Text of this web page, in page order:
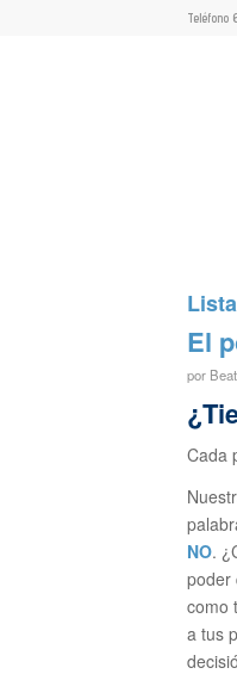
Teléfono
El
por
Cada
NO.
poder
como
a tus